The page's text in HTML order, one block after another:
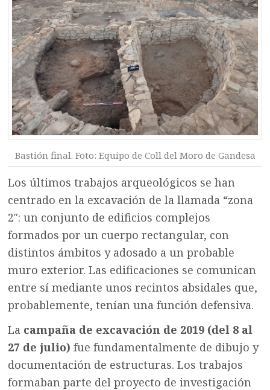
Bastión final. Foto: Equipo de Coll del Moro de Gandesa
Los últimos trabajos arqueológicos se han
centrado en la excavación de la llamada “zona
2″: un conjunto de edificios complejos
formados por un cuerpo rectangular, con
distintos ámbitos y adosado a un probable
muro exterior. Las edificaciones se comunican
entre sí mediante unos recintos absidales que,
probablemente, tenían una función defensiva.
La campaña de excavación de 2019 (del 8 al
27 de julio) fue fundamentalmente de dibujo y
documentación de estructuras. Los trabajos
formaban parte del proyecto de investigación